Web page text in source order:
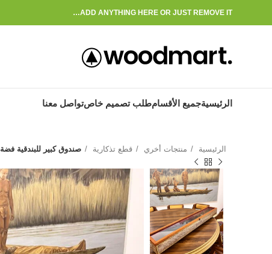
ADD ANYTHING HERE OR JUST REMOVE IT…
الرئيسيةجميع الأقسامطلب تصميم خاصتواصل معنا
الرئيسية منتجات أخري قطع تذكارية صندوق كبير للبندقية فضة